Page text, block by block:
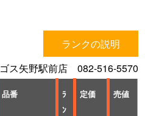
ランクの説明
ス矢野駅前店 082-516-5570
品番
ﾗ
ﾝ
定価 売値